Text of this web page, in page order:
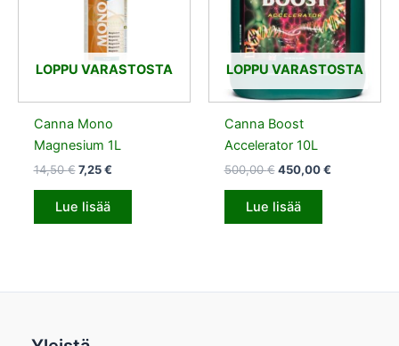
LOPPU VARASTOSTA
Canna Mono
Magnesium 1L
14,50€ 7,25€
Lue lisää
LOPPU VARASTOSTA
Canna Boost
Accelerator 10L
500,00€ 450,00€
Lue lisää